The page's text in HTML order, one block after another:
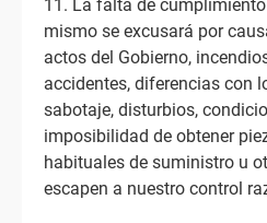
11. La falta de
mismo se excusará por
actos del Gobierno,
accidentes, diferencias con
sabotaje, disturbios,
imposibilidad de obtener
habituales de suministro u
escapen a nuestro control